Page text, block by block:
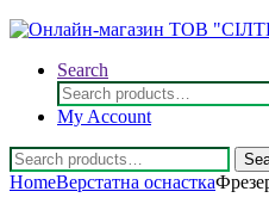
Search
Search
for:
My Account
Search
for:
HomeВерстатна оснастка